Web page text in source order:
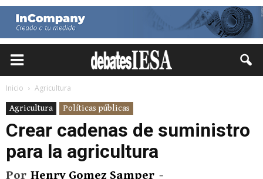
Inicio
Agricultura
Agricultura
Políticas públicas
Crear cadenas de suministro
para la agricultura
Por Henry Gomez Samper -